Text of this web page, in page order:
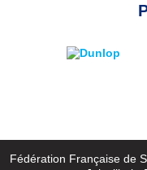
Fédération Française de